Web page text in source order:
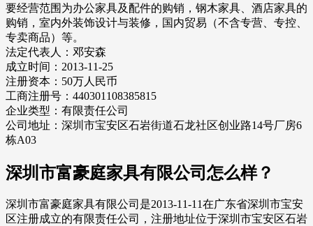
要经营范围为办公家具及配件的购销，钢木家具、酒店家具的
购销，室内外装饰设计与装修，国内贸易（不含专营、专控、
专卖商品）等。
法定代表人：邓安森
成立时间：2013-11-25
注册资本：50万人民币
工商注册号：440301108385815
企业类型：有限责任公司
公司地址：深圳市宝安区石岩街道石龙社区创业路14号厂房6
栋A03
深圳市富豪庭家具有限公司怎么样？
深圳市富豪庭家具有限公司是2013-11-11在广东省深圳市宝安
区注册成立的有限责任公司，注册地址位于深圳市宝安区石岩